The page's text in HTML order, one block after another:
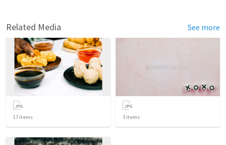
Related Media See more
17 items 3 items